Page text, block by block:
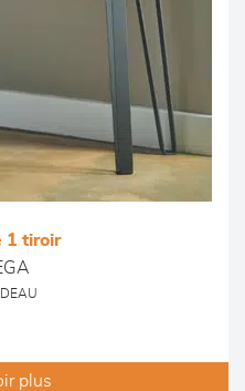
1 tiroir
plus